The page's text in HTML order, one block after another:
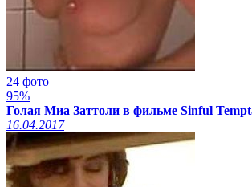
24 фото
95%
Голая Миа Заттоли в фильме Sinful
16.04.2017